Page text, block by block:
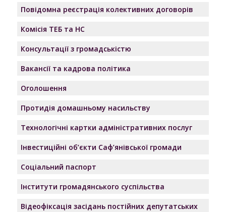
Повідомна реєстрація колективних договорів
Комісія ТЕБ та НС
Консультації з громадськістю
Вакансії та кадрова політика
Оголошення
Протидія домашньому насильству
Технологічні картки адміністративних послуг
Інвестиційні об’єкти Саф’янівської громади
Соціальний паспорт
Інститути громадянського суспільства
Відеофіксація засідань постійних депутатських